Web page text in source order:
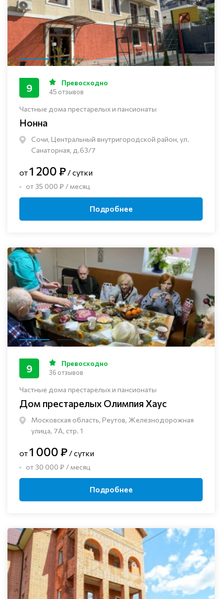
Частные дома престарелых и пансионаты
Нонна
Сочи, Центральный внутригородской район, ул.
Санаторная, д.63/7
9 Превосходно
45 отзывов
от1 200 ₽ / сутки
от 35 000 ₽ / месяц
Подробнее
Частные дома престарелых и пансионаты
Дом престарелых Олимпия Хаус
Московская область, Реутов, Железнодорожная
улица, 7А, стр. 1
9 Превосходно
36 отзывов
от1 000 ₽ / сутки
от 30 000 ₽ / месяц
Подробнее